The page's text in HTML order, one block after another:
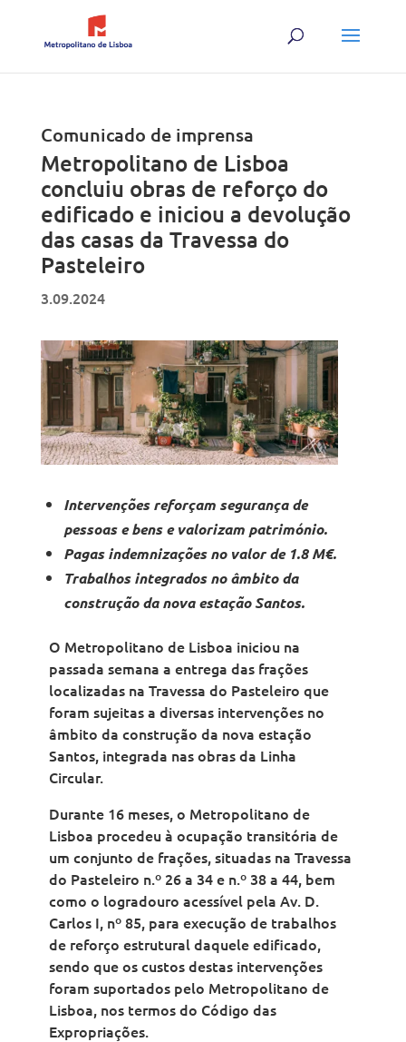
content
Comunicado de imprensa
Metropolitano de Lisboa
concluiu obras de reforço do
edificado e iniciou a devolução
das casas da Travessa do
Pasteleiro
3.09.2024
Intervenções reforçam segurança de
pessoas e bens e valorizam património.
Pagas indemnizações no valor de 1.8 M€.
Trabalhos integrados no âmbito da
construção da nova estação Santos.
O Metropolitano de Lisboa iniciou na
passada semana a entrega das frações
localizadas na Travessa do Pasteleiro que
foram sujeitas a diversas intervenções no
âmbito da construção da nova estação
Santos, integrada nas obras da Linha
Circular.
Durante 16 meses, o Metropolitano de
Lisboa procedeu à ocupação transitória de
um conjunto de frações, situadas na Travessa
do Pasteleiro n.º 26 a 34 e n.º 38 a 44, bem
como o logradouro acessível pela Av. D.
Carlos I, nº 85, para execução de trabalhos
de reforço estrutural daquele edificado,
sendo que os custos destas intervenções
foram suportados pelo Metropolitano de
Lisboa, nos termos do Código das
Expropriações.